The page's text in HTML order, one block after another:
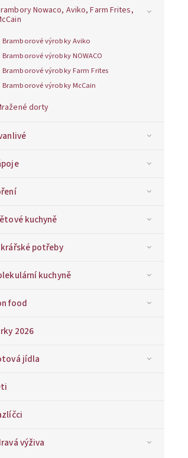
Nowaco, Aviko, Farm Frites,
Bramborové výrobky Aviko
Bramborové výrobky NOWACO
Bramborové výrobky Farm Frites
Bramborové výrobky McCain
dorty
kuchyně
potřeby
kuchyně
food
2026
jídla
výživa